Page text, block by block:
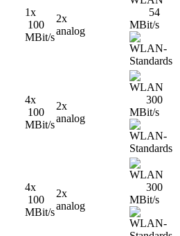
1x
100
MBit/s
2x
analog
54
MBit/s
4x
100
MBit/s
2x
analog
300
MBit/s
4x
100
MBit/s
2x
analog
300
MBit/s